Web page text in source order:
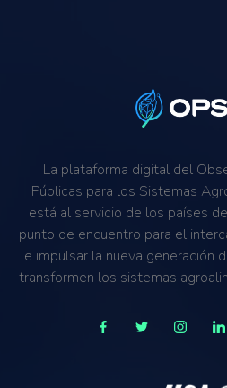
La plataforma digital del
Públicas para los Sistemas
está al servicio de los países
punto de encuentro para el
e impulsar la nueva generación
transformen los sistemas